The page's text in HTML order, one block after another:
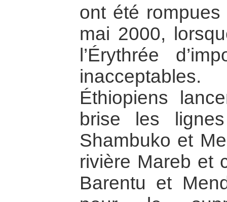
ont été
mai 2000,
l’Érythrée
Éthiopiens
brise les
Shambuko et
rivière Mareb et
Barentu et